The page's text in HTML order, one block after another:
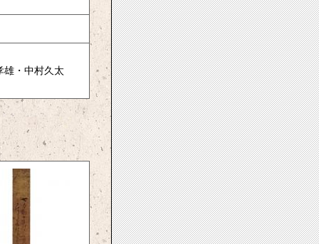
雄・中村久太